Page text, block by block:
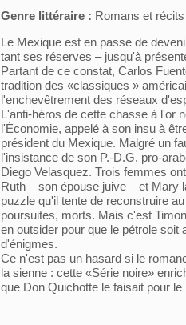
Genre littéraire : Romans et récits
Le Mexique est en passe de
tant ses réserves – jusqu'à
Partant de ce constat, Carlos
tradition des «classiques »
l'enchevêtrement des réseaux
L'anti-héros de cette chasse à l'or
l'Économie, appelé à son insu à
président du Mexique. Malgré un
l'insistance de son P.-D.G. pro-
Diego Velasquez. Trois femmes
Ruth – son épouse juive – et Mary
puzzle qu'il tente de reconstruire
poursuites, morts. Mais c'est
en outsider pour que le pétrole soit
d'énigmes.
Ce n'est pas un hasard si le
la sienne : cette «Série noire»
que Don Quichotte le faisait pour